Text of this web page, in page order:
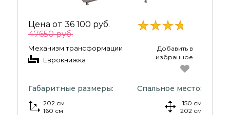
Цена от 36 100 руб.
47650 руб.
Механизм трансформации
Еврокнижка
Добавить в
избранное
Габаритные размеры:
202 см
160 см
Спальное место:
150 см
202 см